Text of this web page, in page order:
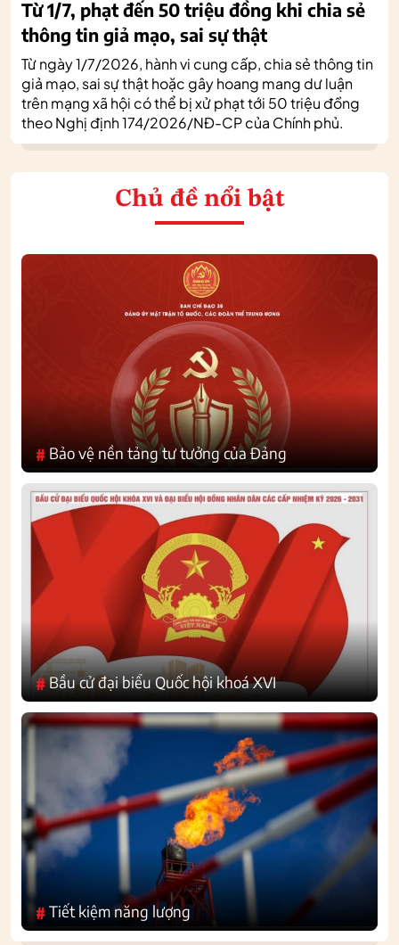
Từ 1/7, phạt đến 50 triệu đồng khi chia sẻ
thông tin giả mạo, sai sự thật
Từ ngày 1/7/2026, hành vi cung cấp, chia sẻ thông tin
giả mạo, sai sự thật hoặc gây hoang mang dư luận
trên mạng xã hội có thể bị xử phạt tới 50 triệu đồng
theo Nghị định 174/2026/NĐ-CP của Chính phủ.
Chủ đề nổi bật
# Bảo vệ nền tảng tư tưởng của Đảng
#Bầu cử đại biểu Quốc hội khoá XVI
#Tiết kiệm năng lượng